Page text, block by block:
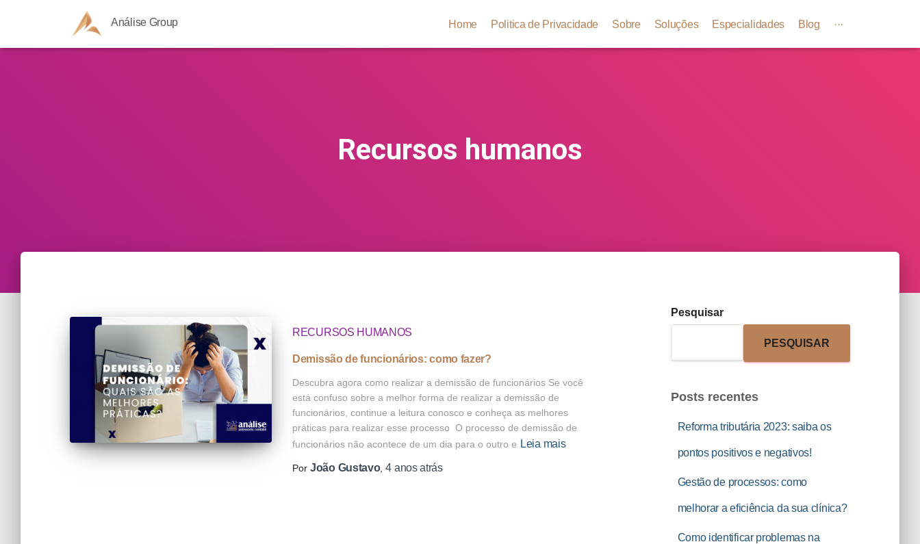
Análise Group Home Politica de Privacidade Sobre Soluções Especialidades Blog ···
Recursos humanos
RECURSOS HUMANOS
Demissão de funcionários: como fazer?
Descubra agora como realizar a demissão de funcionários Se você
está confuso sobre a melhor forma de realizar a demissão de
funcionários, continue a leitura conosco e conheça as melhores
práticas para realizar esse processo O processo de demissão de
funcionários não acontece de um dia para o outro e Leia mais
Por João Gustavo,4 anosatrás
Pesquisar
PESQUISAR
Posts recentes
Reforma tributária 2023: saiba os
pontos positivos e negativos!
Gestão de processos: como
melhorar a eficiência da sua clínica?
Como identificar problemas na